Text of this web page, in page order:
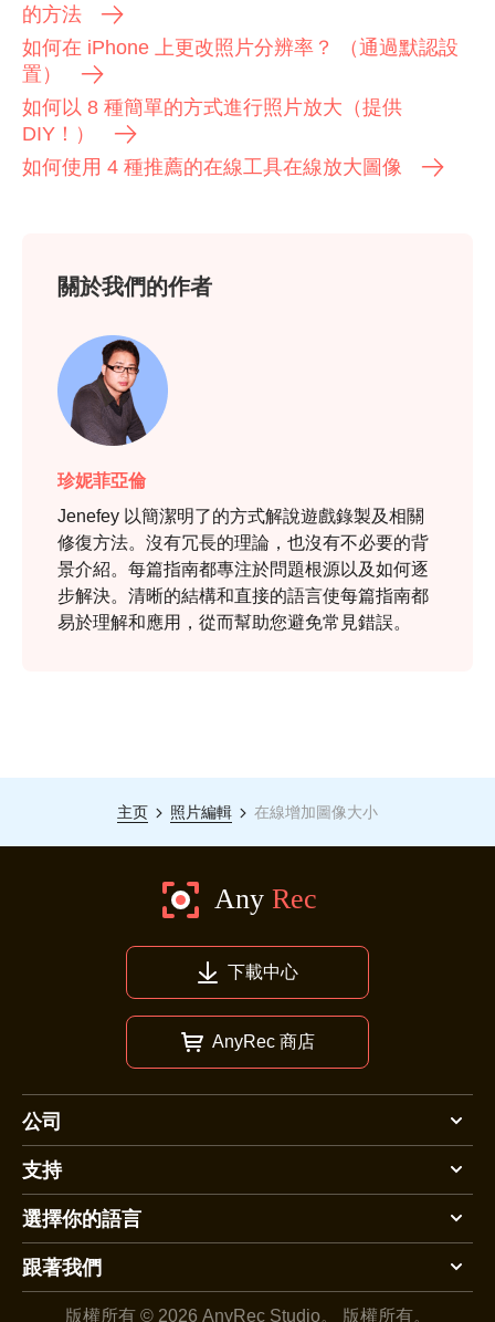
的方法
如何在 iPhone 上更改照片分辨率？ （通過默認設
置）
如何以 8 種簡單的方式進行照片放大（提供
DIY！）
如何使用 4 種推薦的在線工具在線放大圖像
關於我們的作者
珍妮菲亞倫
Jenefey 以簡潔明了的方式解說遊戲錄製及相關
修復方法。沒有冗長的理論，也沒有不必要的背
景介紹。每篇指南都專注於問題根源以及如何逐
步解決。清晰的結構和直接的語言使每篇指南都
易於理解和應用，從而幫助您避免常見錯誤。
主页 照片編輯 在線增加圖像大小
下載中心
AnyRec 商店
公司
支持
選擇你的語言
跟著我們
版權所有 © 2026 AnyRec Studio。 版權所有。